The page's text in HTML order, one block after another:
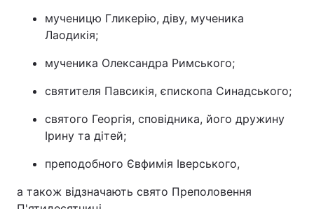
мученицю Гликерію, діву, мученика
Лаодикія;
мученика Олександра Римського;
святителя Павсикія, єпископа Синадського;
святого Георгія, сповідника, його дружину
Ірину та дітей;
преподобного Євфимія Іверського,
а також відзначають свято Преполовення